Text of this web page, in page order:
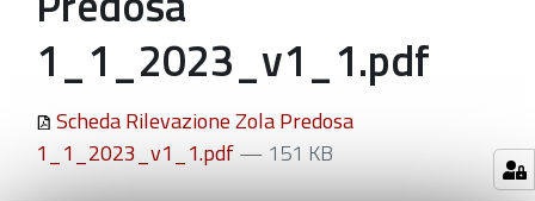
1_1_2023_v1_1.pdf
Scheda Rilevazione Zola Predosa
1_1_2023_v1_1.pdf— 151 KB